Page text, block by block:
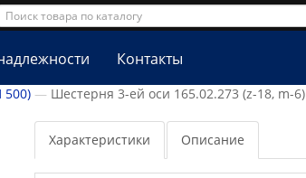
Контакты
500) Шестерня 3-ей оси 165.02.273 (z-18, m-6)
Характеристики Описание